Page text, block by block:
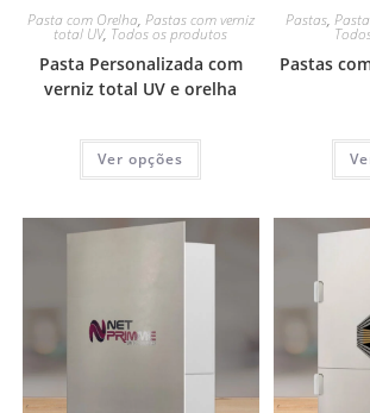
Pasta com Orelha, Pastas com verniz
total UV, Todos os produtos
Pasta Personalizada com
verniz total UV e orelha
Ver opções
Pastas,
Pastas